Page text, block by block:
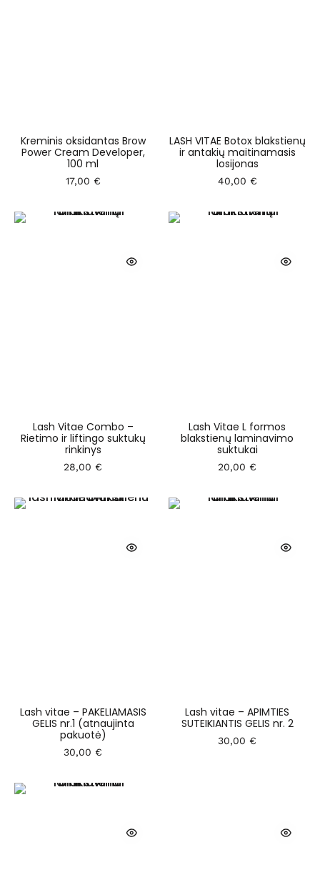
Kreminis oksidantas Brow
Power Cream Developer,
100 ml
17,00 €
LASH VITAE Botox blakstienų
ir antakių maitinamasis
losijonas
40,00 €
Lash Vitae Combo –
Rietimo ir liftingo suktukų
rinkinys
28,00 €
Lash Vitae L formos
blakstienų laminavimo
suktukai
20,00 €
Lash vitae – PAKELIAMASIS
GELIS nr.1 (atnaujinta
pakuotė)
30,00 €
Lash vitae – APIMTIES
SUTEIKIANTIS GELIS nr. 2
30,00 €